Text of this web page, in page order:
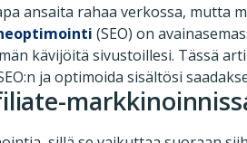
ansaita rahaa verkossa, mutta
(SEO) on
kävijöitä sivustoillesi. Tässä
ja optimoida sisältösi